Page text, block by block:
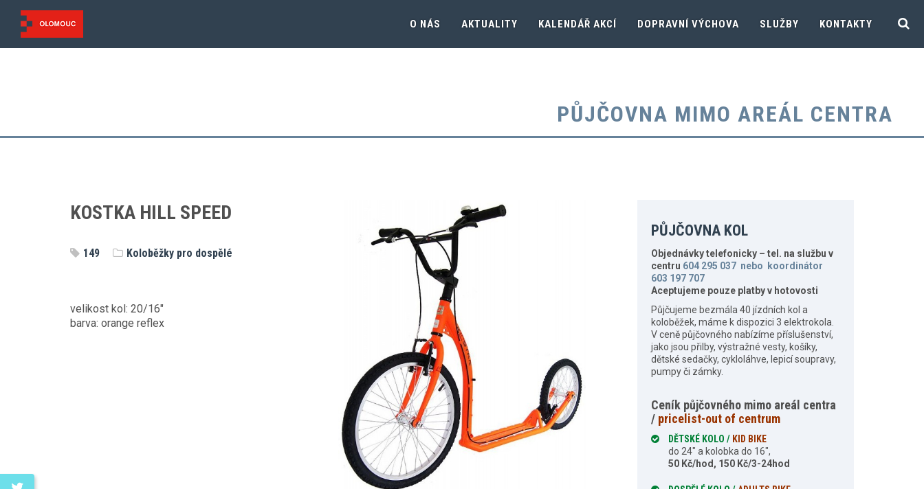
O NÁS AKTUALITY KALENDÁŘ AKCÍ DOPRAVNÍ VÝCHOVA SLUŽBY KONTAKTY
PŮJČOVNA MIMO AREÁL CENTRA
KOSTKA HILL SPEED
149 Koloběžky pro dospělé
velikost kol: 20/16"
barva: orange reflex
PŮJČOVNA KOL
Objednávky telefonicky – tel. na službu v
centru 604 295 037 nebo koordinátor
603 197 707
Aceptujeme pouze platby v hotovosti
Půjčujeme bezmála 40 jízdních kol a
koloběžek, máme k dispozici 3 elektrokola.
V ceně půjčovného nabízíme příslušenství,
jako jsou přilby, výstražné vesty, košíky,
dětské sedačky, cykloláhve, lepicí soupravy,
pumpy či zámky.
Ceník půjčovného mimo areál centra
/ pricelist-out of centrum
DĚTSKÉ KOLO / KID BIKE
do 24″ a kolobka do 16″,
50 Kč/hod, 150 Kč/3-24hod